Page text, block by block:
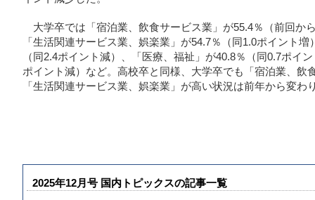
大学卒では「宿泊業、飲食サービス業」が55.4％（前回か
「生活関連サービス業、娯楽業」が54.7％（同1.0ポイント
（同2.4ポイント減）、「医療、福祉」が40.8％（同0.7ポイ
ポイント減）など。高校卒と同様、大学卒でも「宿泊業、飲
「生活関連サービス業、娯楽業」が高い状況は前年から変わ
2025年12月号 国内トピックスの記事一覧